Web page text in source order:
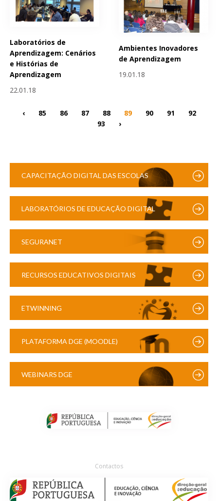
Laboratórios de
Aprendizagem: Cenários
e Histórias de
Aprendizagem
22.01.18
Ambientes Inovadores
de Aprendizagem
19.01.18
‹ 85 86 87 88 89 90 91
92
93
›
CAPACITAÇÃO DIGITAL DAS ESCOLAS
LABORATÓRIOS DE EDUCAÇÃO DIGITAL
SEGURANET
RECURSOS EDUCATIVOS DIGITAIS
ETWINNING
PLATAFORMA DGE (MOODLE)
WEBINARS DGE
Contactos